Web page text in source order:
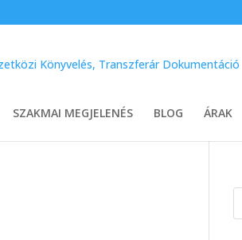
SZAKMAI MEGJELENÉS BLOG ÁRAK